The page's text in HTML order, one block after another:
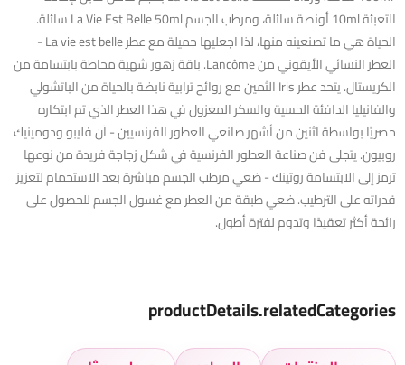
التعبئة 10ml أونصة سائلة، ومرطب الجسم La Vie Est Belle 50ml سائلة.
الحياة هي ما تصنعينه منها، لذا اجعليها جميلة مع عطر La vie est belle -
العطر النسائي الأيقوني من Lancôme. باقة زهور شهية محاطة بابتسامة من
الكريستال. يتحد عطر Iris الثمين مع روائح ترابية نابضة بالحياة من الباتشولي
والفانيليا الدافئة الحسية والسكر المغزول في هذا العطر الذي تم ابتكاره
حصريًا بواسطة اثنين من أشهر صانعي العطور الفرنسيين - آن فليبو ودومينيك
روبيون. يتجلى فن صناعة العطور الفرنسية في شكل زجاجة فريدة من نوعها
ترمز إلى الابتسامة روتينك - ضعي مرطب الجسم مباشرة بعد الاستحمام لتعزيز
قدراته على الترطيب. ضعي طبقة من العطر مع غسول الجسم للحصول على
رائحة أكثر تعقيدًا وتدوم لفترة أطول.
productDetails.relatedCategories